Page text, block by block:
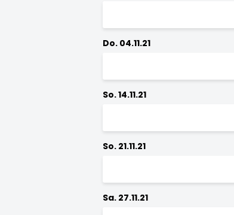
Do. 04.11.21
So. 14.11.21
So. 21.11.21
Sa. 27.11.21